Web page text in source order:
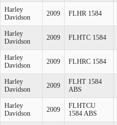
Harley
Davidson
2009 FLHR 1584
Harley
Davidson
2009 FLHTC 1584
Harley
Davidson
2009 FLHRC 1584
Harley
Davidson
2009
FLHT 1584
ABS
Harley
Davidson
2009
FLHTCU
1584 ABS